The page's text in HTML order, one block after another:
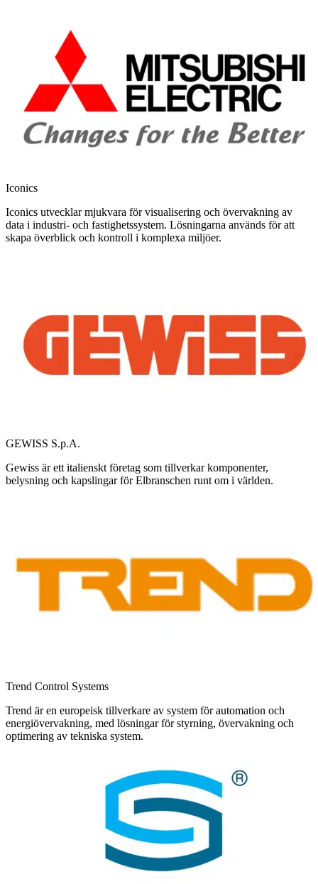
Iconics
Iconics utvecklar mjukvara för visualisering och övervakning av
data i industri- och fastighetssystem. Lösningarna används för att
skapa överblick och kontroll i komplexa miljöer.
GEWISS S.p.A.
Gewiss är ett italienskt företag som tillverkar komponenter,
belysning och kapslingar för Elbranschen runt om i världen.
Trend Control Systems
Trend är en europeisk tillverkare av system för automation och
energiövervakning, med lösningar för styrning, övervakning och
optimering av tekniska system.